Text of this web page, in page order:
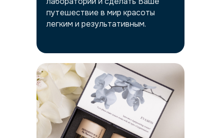
путешествие в мир красоты
легким и результативным.